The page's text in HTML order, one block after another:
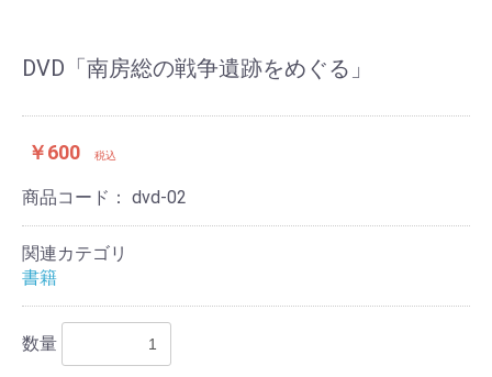
DVD「南房総の戦争遺跡をめぐる」
￥600 税込
商品コード： dvd-02
関連カテゴリ
書籍
数量